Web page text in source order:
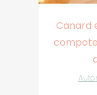
Canard